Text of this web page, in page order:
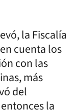
la Fiscalía
cuenta los
con las
más
del
la